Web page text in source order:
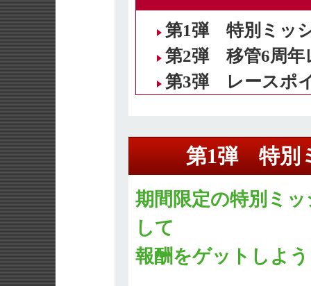
第1弾 特別ミッ
第2弾 移管6周年
第3弾 レースポ
第1弾 特別
期間限定の特別ミ
して
報酬をゲットしよ